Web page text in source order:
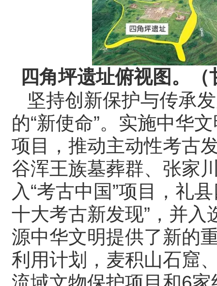
四角坪遗址俯视图。
坚持创新保护与传承
的“新使命”。实施中华
项目，推动主动性考古
谷浑王族墓葬群、张家
入“考古中国”项目，礼
十大考古新发现”，并
源中华文明提供了新的
利用计划，麦积山石窟